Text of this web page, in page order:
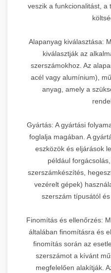
veszik a funkcionalitást, a
Alapanyag kiválasztása:
kiválasztják az
szerszámokhoz. Az
acél vagy alumínium),
anyag, amely a
Gyártás: A gyártási
foglalja magában. A
eszközök és eljárások
például
szerszámkészítés,
vezérelt gépek)
szerszám típusától
Finomítás és ellenőrzés:
általában finomításra és
finomítás során az
szerszámot a kívánt
megfelelően alakítják.